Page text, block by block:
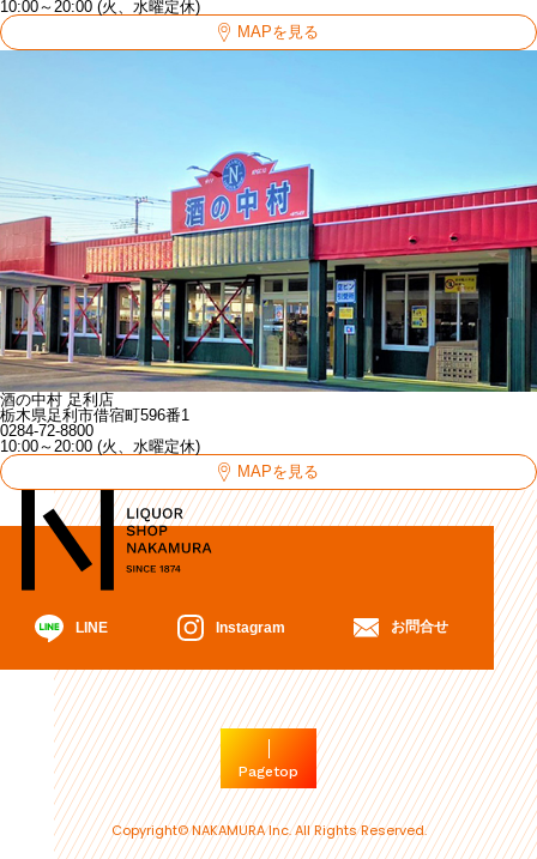
10:00～20:00 (火、水曜定休)
MAPを見る
酒の中村 足利店
栃木県足利市借宿町596番1
0284-72-8800
10:00～20:00 (火、水曜定休)
MAPを見る
LINE Instagram お問合せ
Pagetop
Copyright© NAKAMURA Inc. All Rights Reserved.